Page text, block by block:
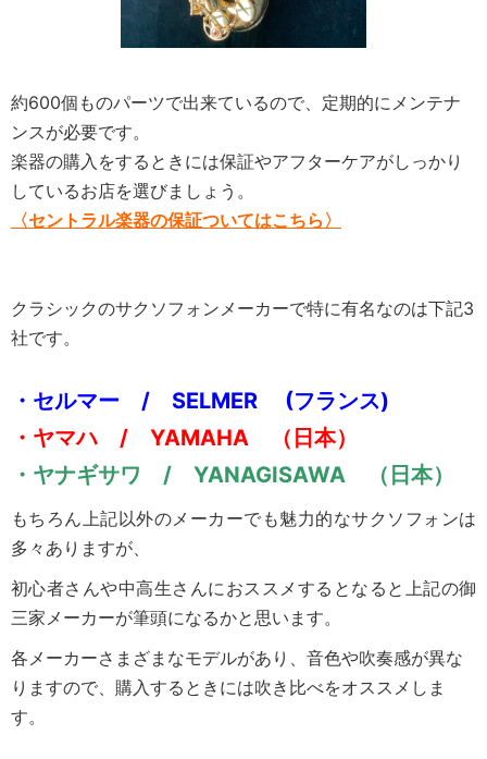
約600個ものパーツで出来ているので、定期的にメンテナ
ンスが必要です。
楽器の購入をするときには保証やアフターケアがしっかり
しているお店を選びましょう。
〈セントラル楽器の保証ついてはこちら〉
クラシックのサクソフォンメーカーで特に有名なのは下記3
社です。
・セルマー / SELMER (フランス)
・ヤマハ / YAMAHA （日本）
・ヤナギサワ / YANAGISAWA （日本）
もちろん上記以外のメーカーでも魅力的なサクソフォンは
多々ありますが、
初心者さんや中高生さんにおススメするとなると上記の御
三家メーカーが筆頭になるかと思います。
各メーカーさまざまなモデルがあり、音色や吹奏感が異な
りますので、購入するときには吹き比べをオススメしま
す。